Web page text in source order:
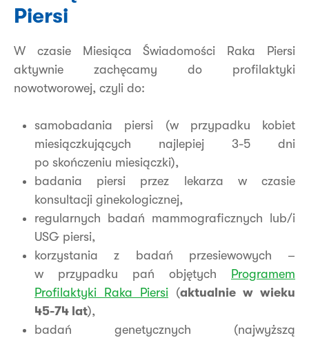
Piersi
W czasie Miesiąca Świadomości Raka Piersi
aktywnie zachęcamy do profilaktyki
nowotworowej, czyli do:
samobadania piersi (w przypadku kobiet
miesiączkujących najlepiej 3-5 dni
po skończeniu miesiączki),
badania piersi przez lekarza w czasie
konsultacji ginekologicznej,
regularnych badań mammograficznych lub/i
USG piersi,
korzystania z badań przesiewowych –
w przypadku pań objętych Programem
Profilaktyki Raka Piersi (aktualnie w wieku
45-74 lat),
badań genetycznych (najwyższą